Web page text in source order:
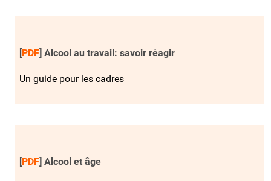
[PDF] Alcool au travail: savoir réagir
Un guide pour les cadres
[PDF] Alcool et âge